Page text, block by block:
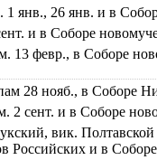
янв., 26 янв. и в
и в Соборе
13 февр., в Соборе
28 нояб., в Соборе
сент. и в Соборе
вик.
Российских и в